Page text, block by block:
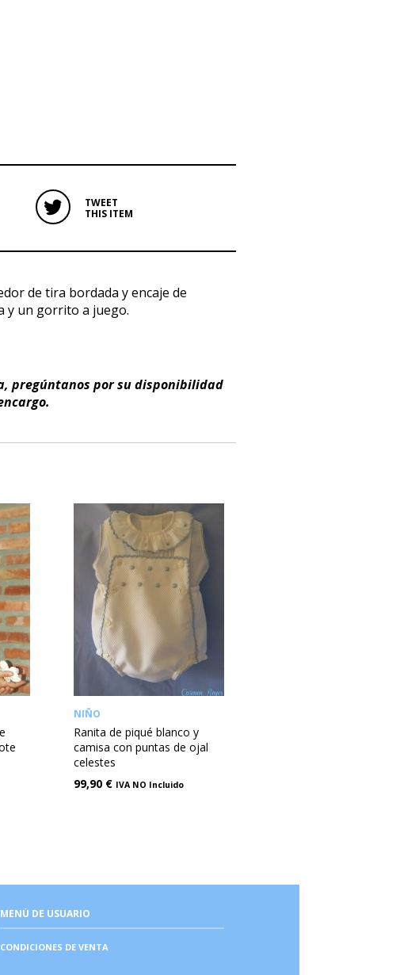
TWEET
THIS ITEM
de tira bordada y encaje de
y un gorrito a juego.
pregúntanos por su disponibilidad
NIÑO
Ranita de piqué blanco y
camisa con puntas de ojal
celestes
99,90 € IVA NO Incluido
MENÚ DE USUARIO
CONDICIONES DE VENTA